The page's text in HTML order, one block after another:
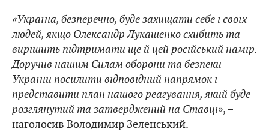
«Україна, безперечно, буде захищати себе і своїх
людей, якщо Олександр Лукашенко схибить та
вирішить підтримати ще й цей російський намір.
Доручив нашим Силам оборони та безпеки
України посилити відповідний напрямок і
представити план нашого реагування, який буде
розглянутий та затверджений на Ставці», –
наголосив Володимир Зеленський.